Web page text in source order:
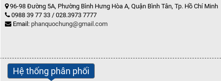
96-98 Đường 5A, Phường Bình Hưng Hòa A, Quận Bình Tân, Tp. Hồ Chí Minh
0988 39 77 33 / 028.3973 7777
Email: phanquochung@gmail.com
Hệ thống phân phối